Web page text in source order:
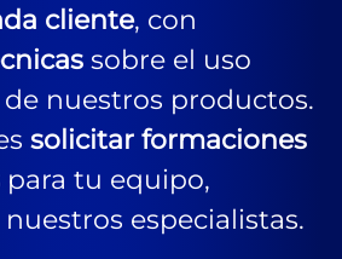
cliente, con
sobre el uso
nuestros productos.
solicitar formaciones
para tu equipo,
especialistas.